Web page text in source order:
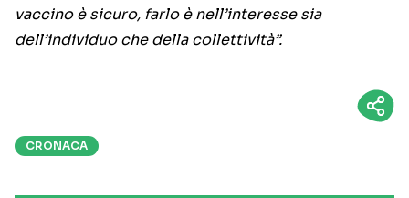
vaccino è sicuro, farlo è nell’interesse sia
dell’individuo che della collettività”.
CRONACA